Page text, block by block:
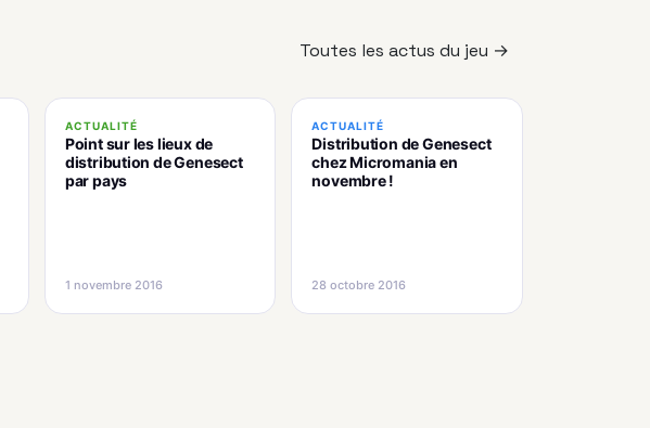
Toutes les actus du jeu →
ACTUALITÉ
Point sur les lieux de
distribution de Genesect
par pays
1 novembre 2016
ACTUALITÉ
Distribution de Genesect
chez Micromania en
novembre !
28 octobre 2016